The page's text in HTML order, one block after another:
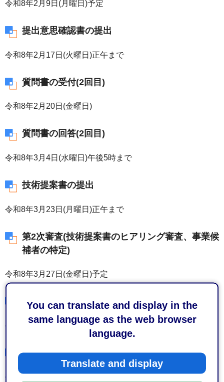
You can translate and display in the
same language as the web browser
language.
Translate and display
令和8年2月9日(月曜日)予定
提出意思確認書の提出
令和8年2月17日(火曜日)正午まで
質問書の受付(2回目)
令和8年2月20日(金曜日)
質問書の回答(2回目)
令和8年3月4日(水曜日)午後5時まで
技術提案書の提出
令和8年3月23日(月曜日)正午まで
第2次審査(技術提案書のヒアリング審査、事業候
補者の特定)
令和8年3月27日(金曜日)予定
第2次審査結果通知(発送予定)
令和8年3月31日(火曜日)予定
審査結果の公表
令和8年4月3日(金曜日)予定